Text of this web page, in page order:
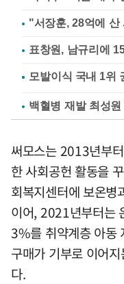
"서장훈, 28억에 산
표창원, 남규리에
백혈병 재발 최성
써모스는 2013년부
한 사회공헌 활동을
회복지센터에 보온병
이어, 2021년부터는
3%를 취약계층 아동
구매가 기부로 이어
다.